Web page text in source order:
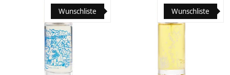
Wunschliste Wunschliste